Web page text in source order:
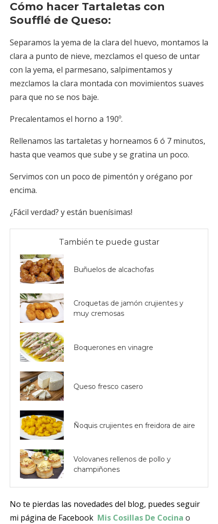
Cómo hacer Tartaletas con
Soufflé de Queso:
Separamos la yema de la clara del huevo, montamos la
clara a punto de nieve, mezclamos el queso de untar
con la yema, el parmesano, salpimentamos y
mezclamos la clara montada con movimientos suaves
para que no se nos baje.
Precalentamos el horno a 190º.
Rellenamos las tartaletas y horneamos 6 ó 7 minutos,
hasta que veamos que sube y se gratina un poco.
Servimos con un poco de pimentón y orégano por
encima.
¿Fácil verdad? y están buenísimas!
También te puede gustar
Buñuelos de alcachofas
Croquetas de jamón crujientes y
muy cremosas
Boquerones en vinagre
Queso fresco casero
Ñoquis crujientes en freidora de aire
Volovanes rellenos de pollo y
champiñones
No te pierdas las novedades del blog, puedes seguir
mi página de Facebook Mis Cosillas De Cocina o